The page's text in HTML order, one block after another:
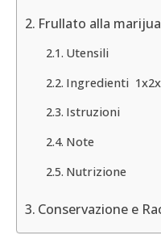
Frullato alla
Utensili
Ingredienti
Istruzioni
Note
Nutrizione
Conservazione e